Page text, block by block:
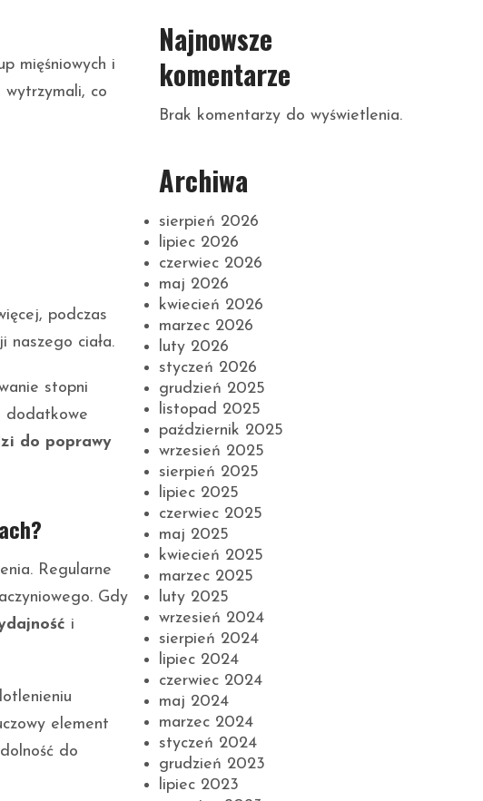
mięśniowych i
co
podczas
naszego ciała.
stopni
dodatkowe
do poprawy
Regularne
Gdy
i
element
do
Najnowsze
komentarze
Brak komentarzy do wyświetlenia.
Archiwa
sierpień 2026
lipiec 2026
czerwiec 2026
maj 2026
kwiecień 2026
marzec 2026
luty 2026
styczeń 2026
grudzień 2025
listopad 2025
październik 2025
wrzesień 2025
sierpień 2025
lipiec 2025
czerwiec 2025
maj 2025
kwiecień 2025
marzec 2025
luty 2025
wrzesień 2024
sierpień 2024
lipiec 2024
czerwiec 2024
maj 2024
marzec 2024
styczeń 2024
grudzień 2023
lipiec 2023